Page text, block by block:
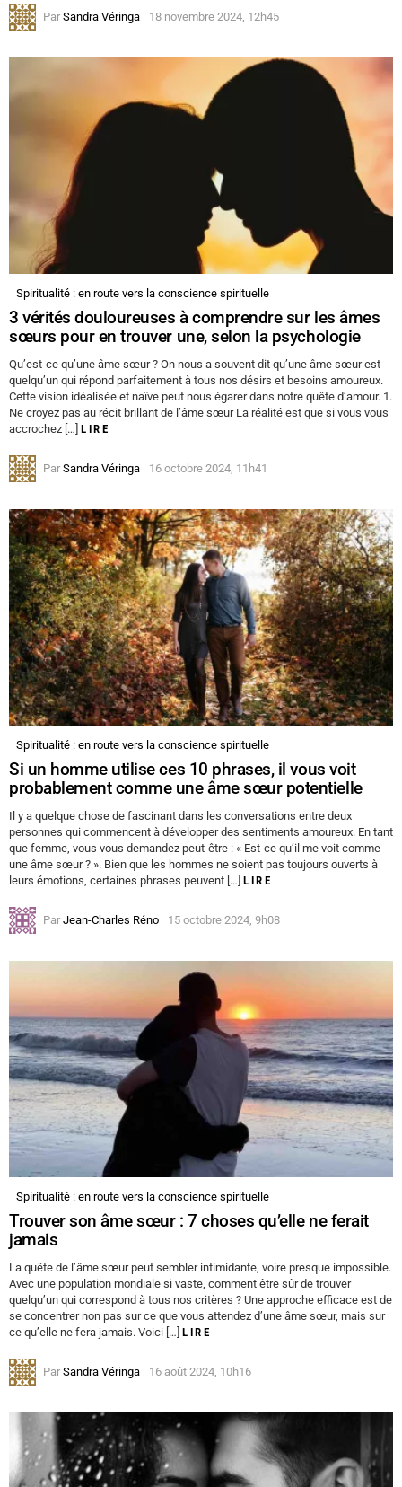
Par Sandra Véringa 18 novembre 2024, 12h45
Spiritualité : en route vers la conscience spirituelle
3 vérités douloureuses à comprendre sur les âmes
sœurs pour en trouver une, selon la psychologie
Qu’est-ce qu’une âme sœur ? On nous a souvent dit qu’une âme sœur est
quelqu’un qui répond parfaitement à tous nos désirs et besoins amoureux.
Cette vision idéalisée et naïve peut nous égarer dans notre quête d’amour. 1.
Ne croyez pas au récit brillant de l’âme sœur La réalité est que si vous vous
accrochez […] LIRE
Par Sandra Véringa 16 octobre 2024, 11h41
Spiritualité : en route vers la conscience spirituelle
Si un homme utilise ces 10 phrases, il vous voit
probablement comme une âme sœur potentielle
Il y a quelque chose de fascinant dans les conversations entre deux
personnes qui commencent à développer des sentiments amoureux. En tant
que femme, vous vous demandez peut-être : « Est-ce qu’il me voit comme
une âme sœur ? ». Bien que les hommes ne soient pas toujours ouverts à
leurs émotions, certaines phrases peuvent […] LIRE
Par Jean-Charles Réno 15 octobre 2024, 9h08
Spiritualité : en route vers la conscience spirituelle
Trouver son âme sœur : 7 choses qu’elle ne ferait
jamais
La quête de l’âme sœur peut sembler intimidante, voire presque impossible.
Avec une population mondiale si vaste, comment être sûr de trouver
quelqu’un qui correspond à tous nos critères ? Une approche efficace est de
se concentrer non pas sur ce que vous attendez d’une âme sœur, mais sur
ce qu’elle ne fera jamais. Voici […] LIRE
Par Sandra Véringa 16 août 2024, 10h16